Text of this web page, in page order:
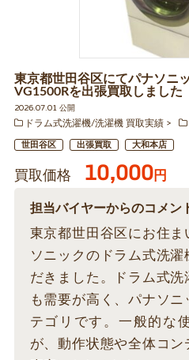
東京都世田谷区にてパナソニ
VG1500Rを出張買取しました
2026.07.01 公開
ドラム式洗濯機/洗濯機 買取実績
世田谷区 出張買取 大和本店
買取価格 10,000円
担当バイヤーからのコメン
東京都世田谷区にお住
ソニックのドラム式洗
だきました。ドラム式
も需要が高く、パナソ
テゴリです。一般的な
が、動作状態や全体コ